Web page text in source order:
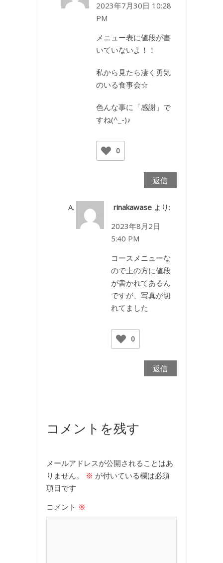
2023年7月30日 10:28
PM
メニュー表に値段が書
いていないよ！！
私から見たら凄く勇気
のいる食事会☆
色んな事に「感謝」で
すね(^_-)♪
0
返信
rinakawase より:
2023年8月2日
5:40 PM
コースメニューな
ので上の方に値段
が書かれてあるん
ですが、写真が切
れてました
0
返信
コメントを残す
メールアドレスが公開されることはあ
りません。
※ が付いている欄は必須
項目です
コメント ※